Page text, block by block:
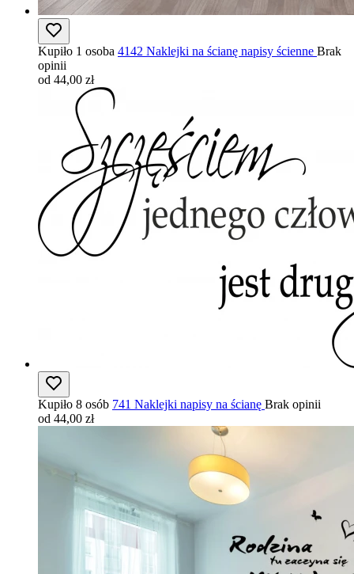
Kupiło 1 osoba 4142 Naklejki na ścianę napisy ścienne Brak
opinii
od 44,00 zł
Kupiło 8 osób 741 Naklejki napisy na ścianę Brak opinii
od 44,00 zł